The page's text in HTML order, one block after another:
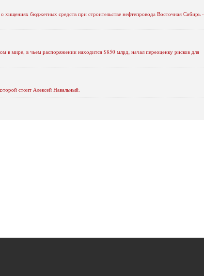
бюджетных средств при строительстве нефтепровода Восточная Сибирь -
мире, в чьем распоряжении находится $850 млрд, начал переоценку рисков для
стоит Алексей Навальный.